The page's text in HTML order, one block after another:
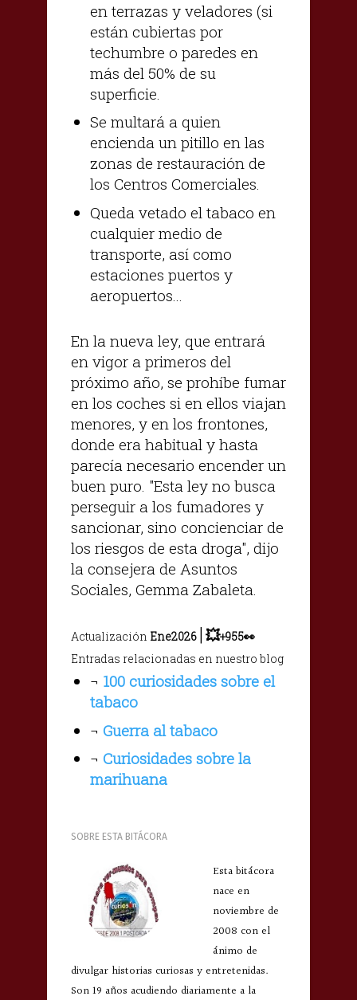
en terrazas y veladores (si
están cubiertas por
techumbre o paredes en
más del 50% de su
superficie.
Se multará a quien
encienda un pitillo en las
zonas de restauración de
los Centros Comerciales.
Queda vetado el tabaco en
cualquier medio de
transporte, así como
estaciones puertos y
aeropuertos...
En la nueva ley, que entrará
en vigor a primeros del
próximo año, se prohíbe fumar
en los coches si en ellos viajan
menores, y en los frontones,
donde era habitual y hasta
parecía necesario encender un
buen puro. "Esta ley no busca
perseguir a los fumadores y
sancionar, sino concienciar de
los riesgos de esta droga", dijo
la consejera de Asuntos
Sociales, Gemma Zabaleta.
Actualización Ene2026 |💥+955👀
Entradas relacionadas en nuestro blog
¬ 100 curiosidades sobre el
tabaco
¬ Guerra al tabaco
¬ Curiosidades sobre la
marihuana
SOBRE ESTA BITÁCORA
Esta bitácora
nace en
noviembre de
2008 con el
ánimo de
divulgar historias curiosas y entretenidas.
Son 19 años acudiendo diariamente a la